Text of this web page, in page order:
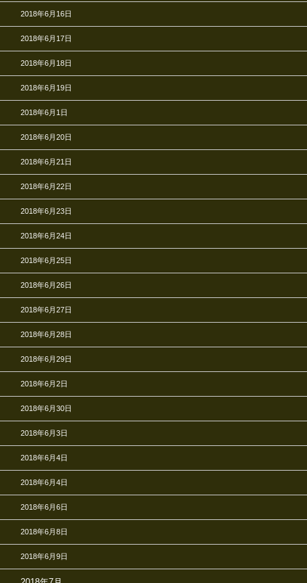
2018年6月16日
2018年6月17日
2018年6月18日
2018年6月19日
2018年6月1日
2018年6月20日
2018年6月21日
2018年6月22日
2018年6月23日
2018年6月24日
2018年6月25日
2018年6月26日
2018年6月27日
2018年6月28日
2018年6月29日
2018年6月2日
2018年6月30日
2018年6月3日
2018年6月4日
2018年6月4日
2018年6月6日
2018年6月8日
2018年6月9日